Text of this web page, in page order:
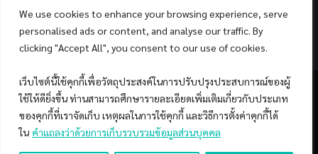
We use cookies to enhance your browsing experience, serve
personalised ads or content, and analyse our traffic. By
clicking "Accept All", you consent to our use of cookies.
เว็บไซต์นี้ใช้คุกกี้เพื่อวัตถุประสงค์ในการปรับปรุงประสบการณ์ของผู้
ใช้ให้ดียิ่งขึ้น ท่านสามารถศึกษารายละเอียดเพิ่มเติมเกี่ยวกับประเภท
ของคุกกี้ที่เราจัดเก็บ เหตุผลในการใช้คุกกี้ และวิธีการตั้งค่าคุกกี้ได้
ใน คำแถลงว่าด้วยการเก็บรวบรวมข้อมูลส่วนบุคคล
– บล. ฟิลลิป (ประเทศไทย) จำกัด (มหาชน)
Facebook YouTube